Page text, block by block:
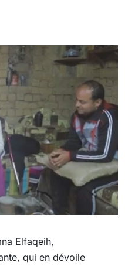
Elfaqeih,
qui en dévoile